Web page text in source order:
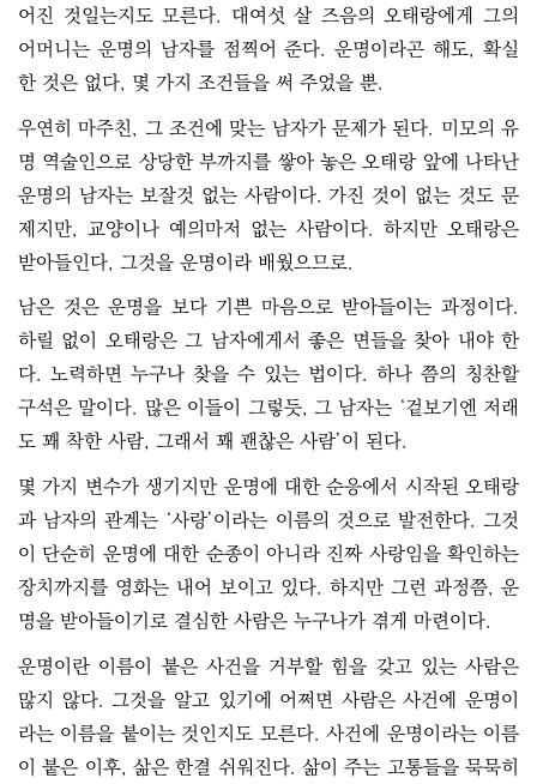
어진 것일는지도 모른다. 대여섯 살 즈음의 오태랑에게 그의
어머니는 운명의 남자를 점찍어 준다. 운명이라곤 해도, 확실
한 것은 없다, 몇 가지 조건들을 써 주었을 뿐.
우연히 마주친, 그 조건에 맞는 남자가 문제가 된다. 미모의 유
명 역술인으로 상당한 부까지를 쌓아 놓은 오태랑 앞에 나타난
운명의 남자는 보잘것 없는 사람이다. 가진 것이 없는 것도 문
제지만, 교양이나 예의마저 없는 사람이다. 하지만 오태랑은
받아들인다, 그것을 운명이라 배웠으므로.
남은 것은 운명을 보다 기쁜 마음으로 받아들이는 과정이다.
하릴 없이 오태랑은 그 남자에게서 좋은 면들을 찾아 내야 한
다. 노력하면 누구나 찾을 수 있는 법이다. 하나 쯤의 칭찬할
구석은 말이다. 많은 이들이 그렇듯, 그 남자는 ‘겉보기엔 저래
도 꽤 착한 사람, 그래서 꽤 괜찮은 사람’이 된다.
몇 가지 변수가 생기지만 운명에 대한 순응에서 시작된 오태랑
과 남자의 관계는 ‘사랑’이라는 이름의 것으로 발전한다. 그것
이 단순히 운명에 대한 순종이 아니라 진짜 사랑임을 확인하는
장치까지를 영화는 내어 보이고 있다. 하지만 그런 과정쯤, 운
명을 받아들이기로 결심한 사람은 누구나가 겪게 마련이다.
운명이란 이름이 붙은 사건을 거부할 힘을 갖고 있는 사람은
많지 않다. 그것을 알고 있기에 어쩌면 사람은 사건에 운명이
라는 이름을 붙이는 것인지도 모른다. 사건에 운명이라는 이름
이 붙은 이후, 삶은 한결 쉬워진다. 삶이 주는 고통들을 묵묵히